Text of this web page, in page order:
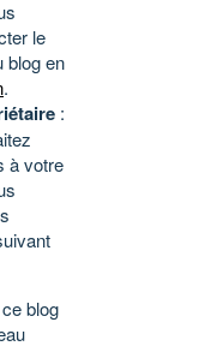
le
blog en
.
:
à votre
blog